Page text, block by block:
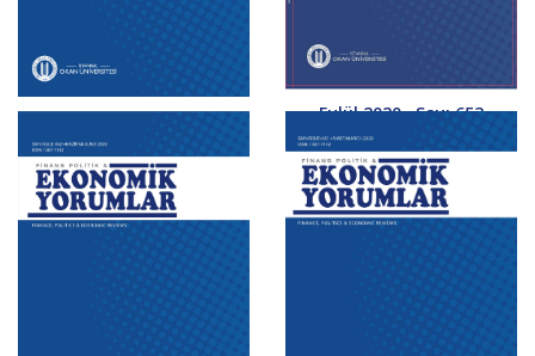
Aralık 2020 , Sayı 654 Eylül 2020 , Sayı 653